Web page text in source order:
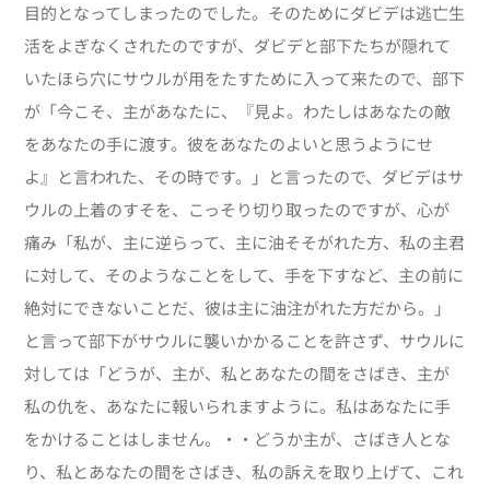
目的となってしまったのでした。そのためにダビデは逃亡生
活をよぎなくされたのですが、ダビデと部下たちが隠れて
いたほら穴にサウルが用をたすために入って来たので、部下
が「今こそ、主があなたに、『見よ。わたしはあなたの敵
をあなたの手に渡す。彼をあなたのよいと思うようにせ
よ』と言われた、その時です。」と言ったので、ダビデはサ
ウルの上着のすそを、こっそり切り取ったのですが、心が
痛み「私が、主に逆らって、主に油そそがれた方、私の主君
に対して、そのようなことをして、手を下すなど、主の前に
絶対にできないことだ、彼は主に油注がれた方だから。」
と言って部下がサウルに襲いかかることを許さず、サウルに
対しては「どうが、主が、私とあなたの間をさばき、主が
私の仇を、あなたに報いられますように。私はあなたに手
をかけることはしません。・・どうか主が、さばき人とな
り、私とあなたの間をさばき、私の訴えを取り上げて、これ